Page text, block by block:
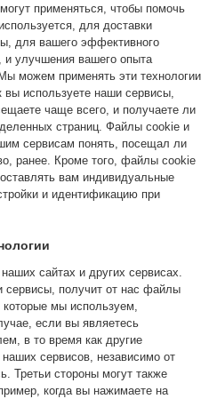
применяться, чтобы помочь
для доставки
для вашего эффективного
улучшения вашего опыта
можем применять эти технологии
используете наши сервисы,
чаще всего, и получаете ли
страниц. Файлы cookie и
сервисам понять, посещал ли
ранее. Кроме того, файлы cookie
вам индивидуальные
и идентификацию при
сайтах и других сервисах.
сервисы, получит от нас файлы
мы используем,
если вы являетесь
в то время как другие
сервисов, независимо от
Третьи стороны могут также
когда вы нажимаете на